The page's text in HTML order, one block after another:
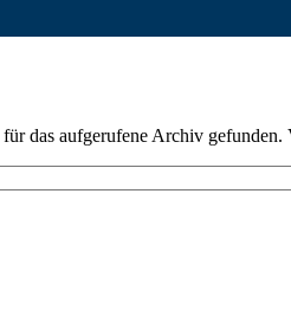
das aufgerufene Archiv